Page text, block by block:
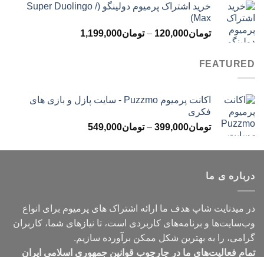
تومان299,000
تومان499,000
خرید اشتراک پرمیوم دولینگو (Super Duolingo /
Max)
تومان120,000
– تومان1,199,000
FEATURED
اکانت پرمیوم Puzzmo - سایت پازل و بازی های
فکری
تومان399,000
– تومان549,000محدوده
تومان399,000
درباره ی ما
در میدنایت شاپ هدف ما ارائه اشتراک های پرمیوم برای انواع
وب‌سایت‌ها و برنامه‌های کاربردی است، تا نیازهای شما، کاربران
گرامی، را به بهترین شکل ممکن برآورده سازیم.
تمام فعالیت‌های ما در چارچوب قوانین جمهوری اسلامی ایران